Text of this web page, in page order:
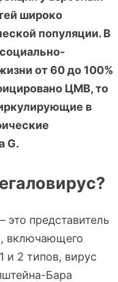
широко
популяции. В
от 60 до 100%
ЦМВ, то
в
G.
– это представитель
включающего
1 и 2 типов, вирус
Бара